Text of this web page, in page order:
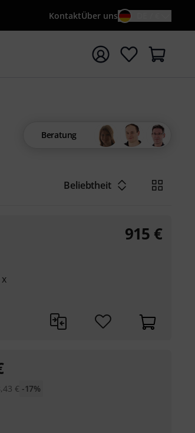
KontaktÜber uns
starten
Beratung
Beliebtheit
915 €
€ -17%